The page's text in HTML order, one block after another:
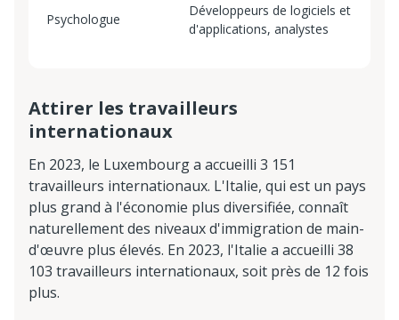
Psychologue
Développeurs de logiciels et
d'applications, analystes
Attirer les travailleurs
internationaux
En 2023, le Luxembourg a accueilli 3 151
travailleurs internationaux. L'Italie, qui est un pays
plus grand à l'économie plus diversifiée, connaît
naturellement des niveaux d'immigration de main-
d'œuvre plus élevés. En 2023, l'Italie a accueilli 38
103 travailleurs internationaux, soit près de 12 fois
plus.